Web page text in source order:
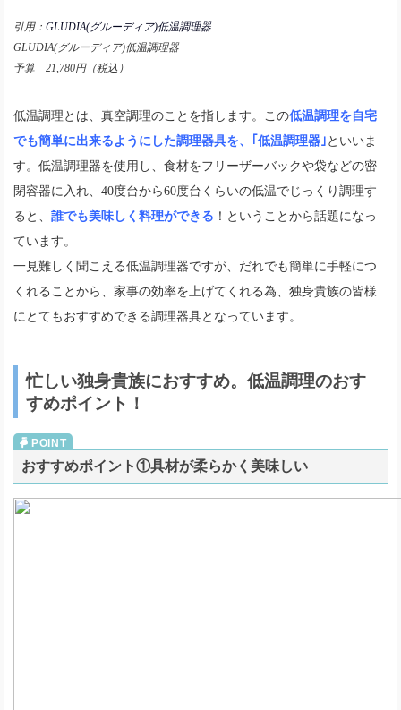
引用： GLUDIA(グルーディア)低温調理器
GLUDIA(グルーディア)低温調理器
予算 21,780円（税込）
低温調理とは、真空調理のことを指します。この低温調理を自宅
でも簡単に出来るようにした調理器具を、｢低温調理器｣ といいま
す。低温調理器を使用し、食材をフリーザーバックや袋などの密
閉容器に入れ、40度台から60度台くらいの低温でじっくり調理す
ると、 誰でも美味しく料理ができる ！ということから話題になっ
ています。
一見難しく聞こえる低温調理器ですが、だれでも簡単に手軽につ
くれることから、家事の効率を上げてくれる為、独身貴族の皆様
にとてもおすすめできる調理器具となっています。
忙しい独身貴族におすすめ。低温調理のおす
すめポイント！
おすすめポイント①具材が柔らかく美味しい